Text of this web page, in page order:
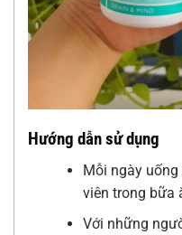
Hướng dẫn sử dụng
Mỗi ngày
viên trong bữa
Với những